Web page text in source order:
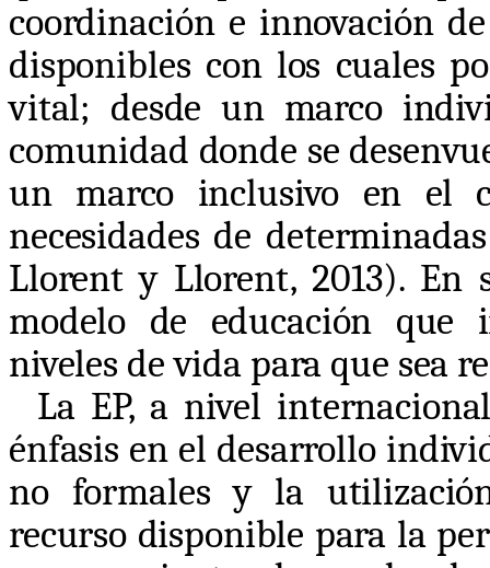
coordinación e innovación
disponibles con los cuales
vital; desde un marco
comunidad donde se
un marco inclusivo en el
necesidades de
Llorent y Llorent, 2013). En
modelo de educación que
niveles de vida para que sea
La EP, a nivel
énfasis en el desarrollo
no formales y la
recurso disponible para la